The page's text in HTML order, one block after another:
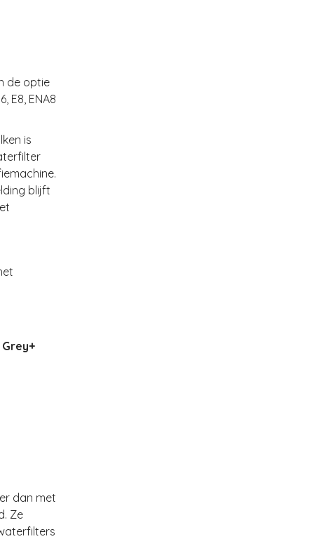
de optie
E8, ENA8
is
blijft
dan met
Ze